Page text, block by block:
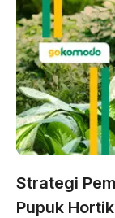
Strategi
Pupuk